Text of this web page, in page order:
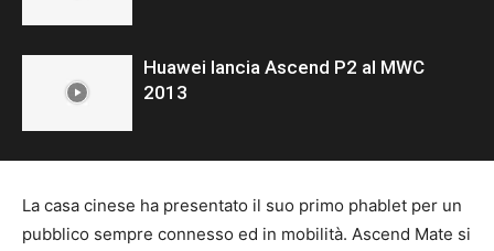
Huawei lancia Ascend P2 al MWC
2013
La casa cinese ha presentato il suo primo phablet per un
pubblico sempre connesso ed in mobilità. Ascend Mate si